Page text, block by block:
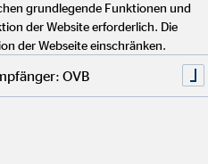
grundlegende Funktionen und
der Website erforderlich. Die
der Webseite einschränken.
OVB